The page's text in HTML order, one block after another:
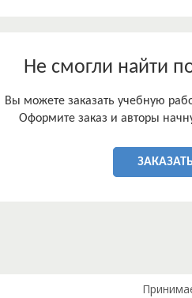
Не смогли найти
Вы можете заказать учебную
Оформите заказ и авторы